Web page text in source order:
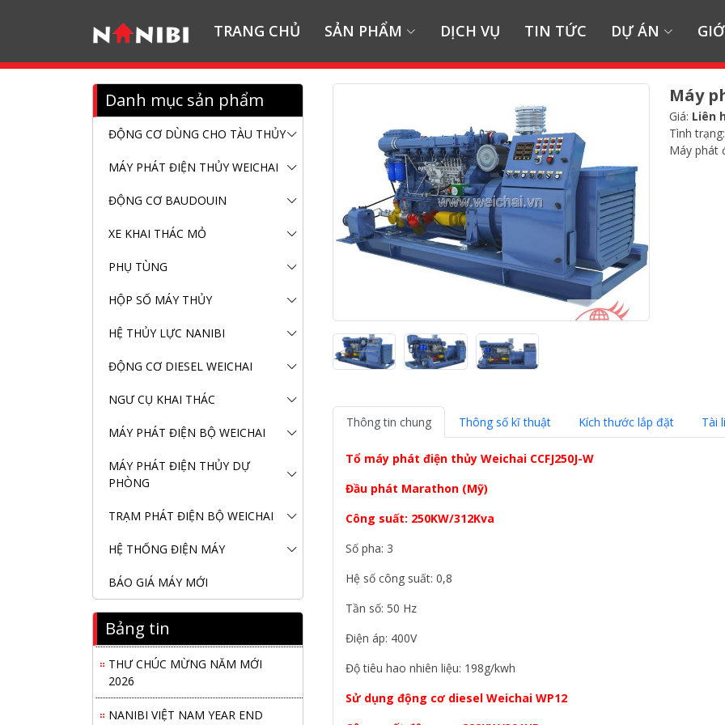
TRANG CHỦ SẢN PHẨM DỊCH VỤ TIN TỨC DỰ ÁN
Danh mục sản phẩm
ĐỘNG CƠ DÙNG CHO TÀU THỦY
MÁY PHÁT ĐIỆN THỦY WEICHAI
ĐỘNG CƠ BAUDOUIN
XE KHAI THÁC MỎ
PHỤ TÙNG
HỘP SỐ MÁY THỦY
HỆ THỦY LỰC NANIBI
ĐỘNG CƠ DIESEL WEICHAI
NGƯ CỤ KHAI THÁC
MÁY PHÁT ĐIỆN BỘ WEICHAI
MÁY PHÁT ĐIỆN THỦY DỰ
PHÒNG
TRẠM PHÁT ĐIỆN BỘ WEICHAI
HỆ THỐNG ĐIỆN MÁY
BÁO GIÁ MÁY MỚI
Bảng tin
Cho Tàu Vận Tải Minh Tú 29
KHAI XUÂN 2026 – KHỞI ĐẦU
MAY MẮN, VỮNG BƯỚC THÀNH
CÔNG
THƯ CHÚC MỪNG NĂM MỚI
2026
NANIBI VIỆT NAM YEAR END
PARTY 2025 – ĐỒNG HÀNH
Máy
Giá: Liên
Tình
Máy phát
Thông tin chung Thông số kĩ thuật Kích thước lắp đặt Tài
Tổ máy phát điện thủy Weichai CCFJ250J-W
Đầu phát Marathon (Mỹ)
Công suất: 250KW/312Kva
Số pha: 3
Hệ số công suất: 0,8
Tần số: 50 Hz
Điện áp: 400V
Độ tiêu hao nhiên liệu: 198g/kwh
Sử dụng động cơ diesel Weichai WP12